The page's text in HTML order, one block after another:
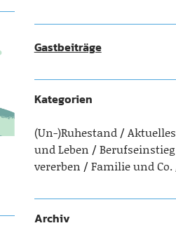
Gastbeiträge
Kategorien
(Un-)Ruhestand Aktuelles
und Leben
Berufseinstieg
vererben
Familie und Co.
Archiv